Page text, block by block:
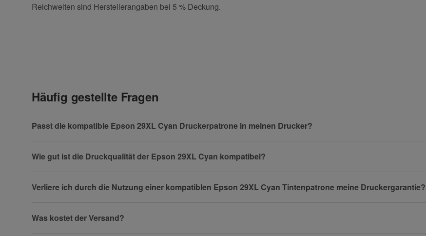
Reichweiten sind Herstellerangaben bei 5 % Deckung.
Telefon
Häufig gestellte Fragen
Passt die kompatible Epson 29XL Cyan Druckerpatrone in meinen Drucker?
Wie gut ist die Druckqualität der Epson 29XL Cyan kompatibel?
Verliere ich durch die Nutzung einer kompatiblen Epson 29XL Cyan Tintenpatrone meine Druckergarantie?
Was kostet der Versand?